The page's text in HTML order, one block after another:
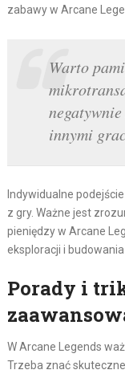
zabawy w Arcane
Warto
innymi
Indywidualne
z gry. Ważne jest
pieniędzy w Arcane
eksploracji i
Porady i
W Arcane Legends
Trzeba znać